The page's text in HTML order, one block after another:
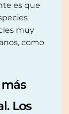
es que
muy
como
Los